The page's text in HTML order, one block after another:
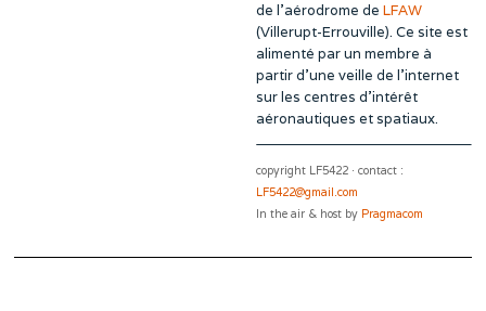
de l’aérodrome de LFAW
(Villerupt-Errouville). Ce site est
alimenté par un membre à
partir d’une veille de l’internet
sur les centres d’intérêt
aéronautiques et spatiaux.
copyright LF5422 · contact :
LF5422@gmail.com
In the air & host by Pragmacom